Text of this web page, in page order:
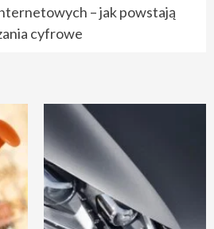
– jak powstają
cyfrowe